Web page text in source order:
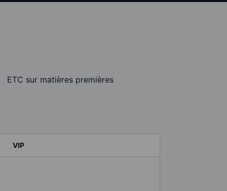
ETC sur matières premières
VIP